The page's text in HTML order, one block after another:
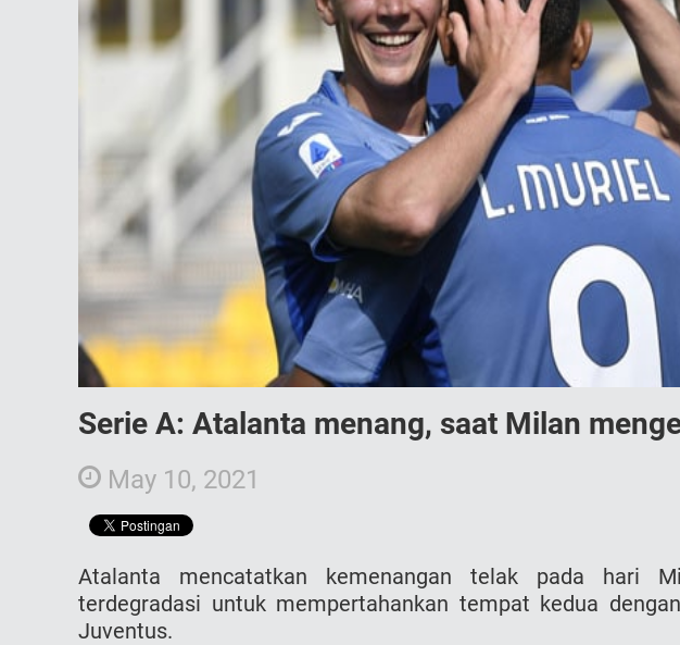
Serie A: Atalanta menang, saat Milan
May 10, 2021
Atalanta mencatatkan kemenangan telak pada hari
terdegradasi untuk mempertahankan tempat kedua
Juventus.